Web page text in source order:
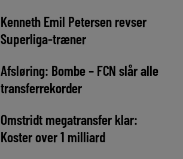
Kenneth Emil Petersen revser
Superliga-træner
Afsløring: Bombe – FCN slår alle
transferrekorder
Omstridt megatransfer klar:
Koster over 1 milliard